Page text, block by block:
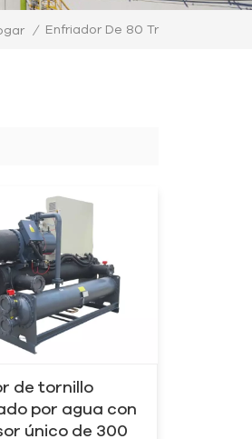
/ Enfriador De 80 Tr
de tornillo
por agua con
único de 300